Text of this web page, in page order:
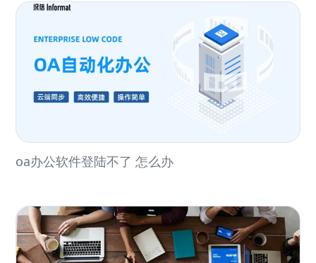
oa办公软件登陆不了 怎么办